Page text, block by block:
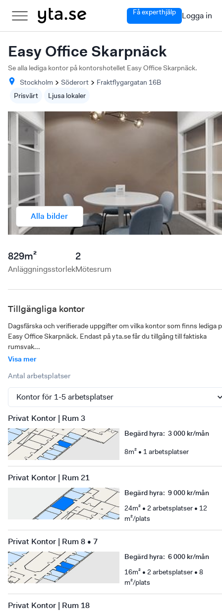
Få experthjälp Logga in
Easy Office Skarpnäck
Se alla lediga kontor på kontorshotellet Easy Office Skarpnäck.
Stockholm
Söderort Fraktflygargatan 16B
Prisvärt
Ljusa lokaler
Alla bilder
829m²
Anläggningsstorlek
2
Mötesrum
Tillgängliga kontor
Dagsfärska och verifierade uppgifter om vilka kontor som finns lediga
Easy Office Skarpnäck. Endast på yta.se får du tillgång till faktiska
rumsvak...
Visa mer
Antal arbetsplatser
Privat Kontor | Rum 3
Begärd hyra: 3 000 kr/mån
8m² • 1 arbetsplatser
Privat Kontor | Rum 21
Begärd hyra: 9 000 kr/mån
24m² • 2 arbetsplatser • 12
m²/plats
Privat Kontor | Rum 8 • 7
Begärd hyra: 6 000 kr/mån
16m² • 2 arbetsplatser • 8
m²/plats
Privat Kontor | Rum 18